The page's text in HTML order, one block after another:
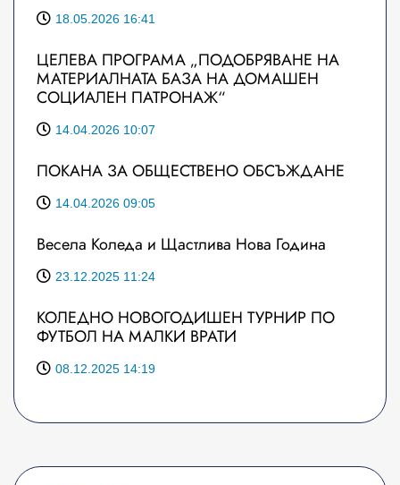
18.05.2026 16:41
ЦЕЛЕВА ПРОГРАМА „ПОДОБРЯВАНЕ НА
МАТЕРИАЛНАТА БАЗА НА ДОМАШЕН
СОЦИАЛЕН ПАТРОНАЖ“
14.04.2026 10:07
ПОКАНА ЗА ОБЩЕСТВЕНО ОБСЪЖДАНЕ
14.04.2026 09:05
Весела Коледа и Щастлива Нова Година
23.12.2025 11:24
КОЛЕДНО НОВОГОДИШЕН ТУРНИР ПО
ФУТБОЛ НА МАЛКИ ВРАТИ
08.12.2025 14:19